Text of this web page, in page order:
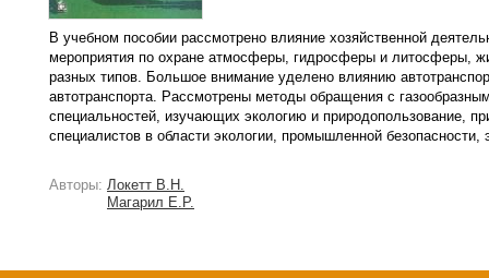
В учебном пособии рассмотрено влияние хозяйственной
мероприятия по охране атмосферы, гидросферы и литосферы,
разных типов. Большое внимание уделено влиянию
автотранспорта. Рассмотрены методы обращения с
специальностей, изучающих экологию и природопользование,
специалистов в области экологии, промышленной безопасности,
Авторы: Локетт В.Н.
Магарил Е.Р.